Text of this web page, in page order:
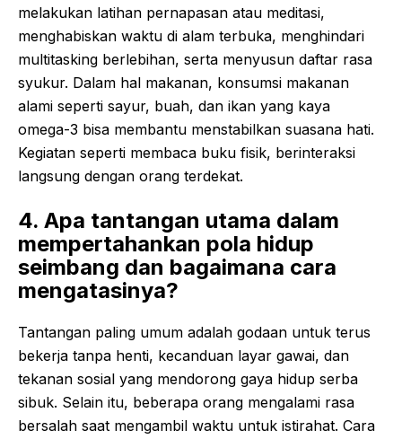
melakukan latihan pernapasan atau meditasi,
menghabiskan waktu di alam terbuka, menghindari
multitasking berlebihan, serta menyusun daftar rasa
syukur. Dalam hal makanan, konsumsi makanan
alami seperti sayur, buah, dan ikan yang kaya
omega-3 bisa membantu menstabilkan suasana hati.
Kegiatan seperti membaca buku fisik, berinteraksi
langsung dengan orang terdekat.
4. Apa tantangan utama dalam
mempertahankan pola hidup
seimbang dan bagaimana cara
mengatasinya?
Tantangan paling umum adalah godaan untuk terus
bekerja tanpa henti, kecanduan layar gawai, dan
tekanan sosial yang mendorong gaya hidup serba
sibuk. Selain itu, beberapa orang mengalami rasa
bersalah saat mengambil waktu untuk istirahat. Cara